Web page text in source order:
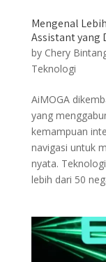
Mengenal
Assistant yang
by Chery
Teknologi
AiMOGA
yang
kemampuan
navigasi untuk
nyata.
lebih dari 50